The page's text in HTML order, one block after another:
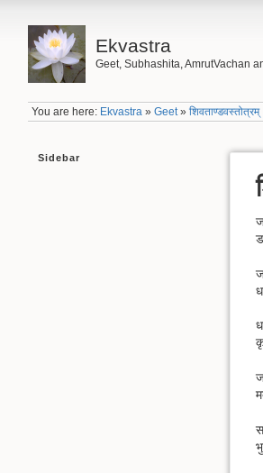
Ekvastra
Geet, Subhashita, AmrutVachan
You are here: Ekvastra »Geet»शिवताण्डवस्तोत्रम्
Sidebar